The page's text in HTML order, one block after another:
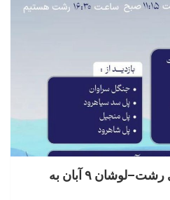
نخستین قطار گردشگری رشت–لوشان ۹ آبان به